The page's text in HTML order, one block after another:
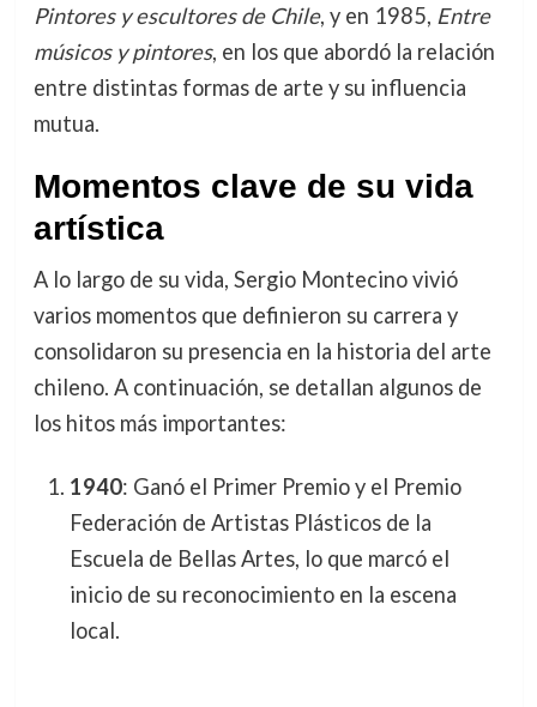
Pintores y escultores de Chile, y en 1985, Entre
músicos y pintores, en los que abordó la relación
entre distintas formas de arte y su influencia
mutua.
Momentos clave de su vida
artística
A lo largo de su vida, Sergio Montecino vivió
varios momentos que definieron su carrera y
consolidaron su presencia en la historia del arte
chileno. A continuación, se detallan algunos de
los hitos más importantes:
1940: Ganó el Primer Premio y el Premio
Federación de Artistas Plásticos de la
Escuela de Bellas Artes, lo que marcó el
inicio de su reconocimiento en la escena
local.